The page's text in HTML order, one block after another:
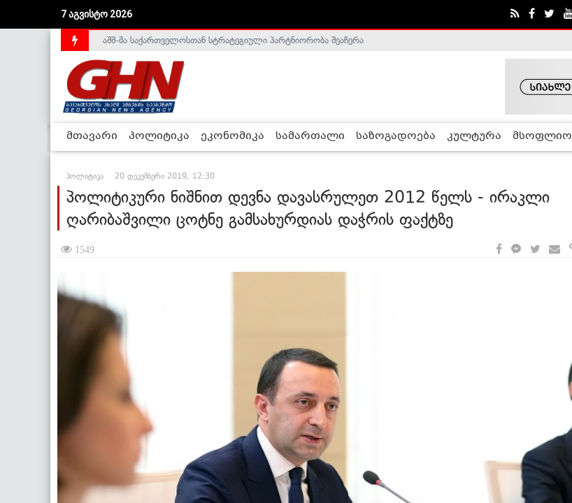
7 აგვისტო 2026
საქართველოს დე-ფაქტო მთავრობა არალეგიტიმურია - ჰელსინკის კომისია
აშშ-მა საქართველოსთან სტრატეგიული პარტნიორობა შეაჩერა
მთავარი პოლიტიკა ეკონომიკა სამართალი საზოგადოება კულტურა მსოფლიო
პოლიტიკა 20 დეკემბერი 2019, 12:30
პოლიტიკური ნიშნით დევნა დავასრულეთ 2012 წელს - ირაკლი
ღარიბაშვილი ცოტნე გამსახურდიას დაჭრის ფაქტზე
1549